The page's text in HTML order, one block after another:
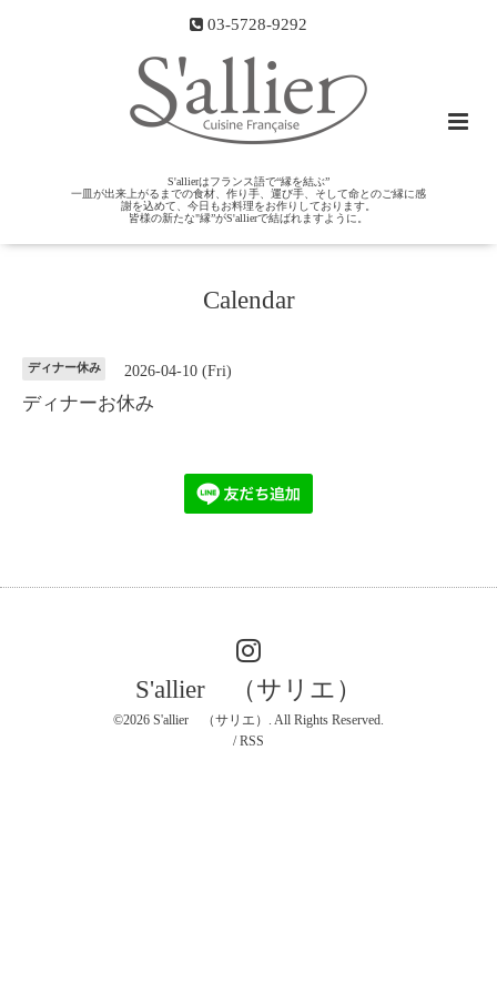
03-5728-9292
S'allierはフランス語で“縁を結ぶ”
一皿が出来上がるまでの食材、作り手、運び手、そして命とのご縁に感
謝を込めて、今日もお料理をお作りしております。
皆様の新たな"縁”がS'allierで結ばれますように。
Calendar
ディナー休み 2026-04-10 (Fri)
ディナーお休み
S'allier （サリエ）
©2026 S'allier （サリエ） . All Rights Reserved.
/RSS